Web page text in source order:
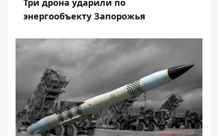
Три дрона ударили по
энергообъекту Запорожья